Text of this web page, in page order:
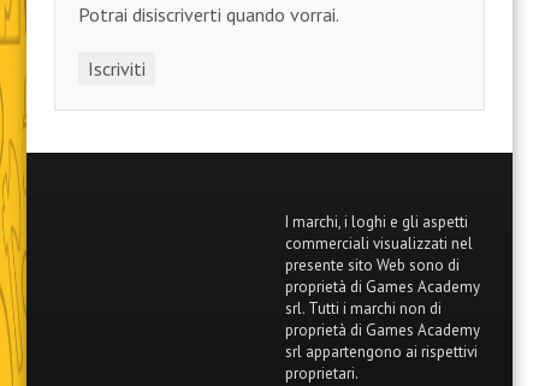
Potrai disiscriverti quando vorrai.
I marchi, i loghi e gli aspetti
commerciali visualizzati nel
presente sito Web sono di
proprietà di Games Academy
srl. Tutti i marchi non di
proprietà di Games Academy
srl appartengono ai rispettivi
proprietari.